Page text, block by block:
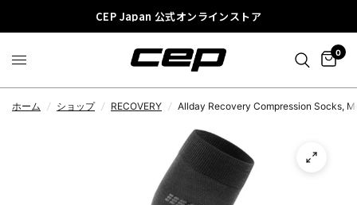
CEP Japan 公式オンラインストア
0
ホーム / ショップ / RECOVERY / Allday Recovery Compression Socks,